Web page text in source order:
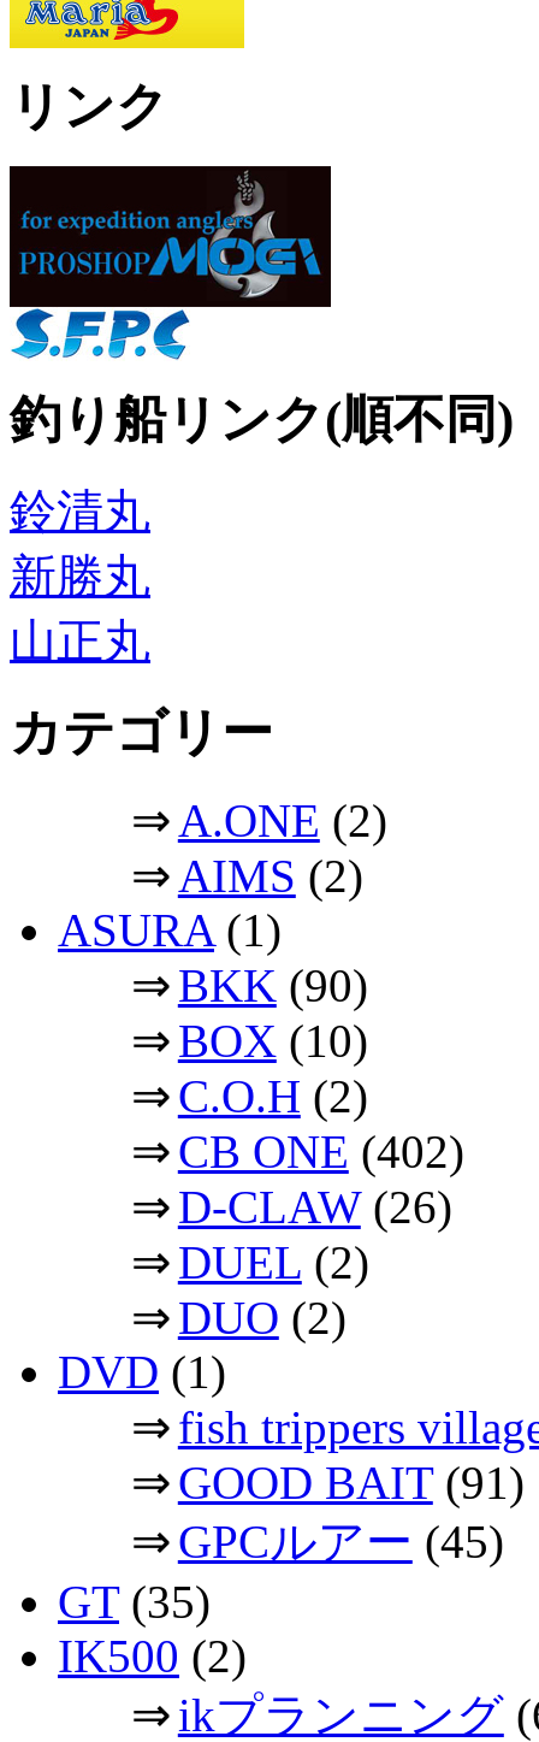
リンク
釣り船リンク(順不同)
鈴清丸
新勝丸
山正丸
カテゴリー
⇒A.ONE (2)
⇒AIMS (2)
ASURA(1)
⇒BKK (90)
⇒BOX (10)
⇒C.O.H (2)
⇒CB ONE (402)
⇒D-CLAW(26)
⇒DUEL (2)
⇒DUO (2)
DVD (1)
⇒fish trippers
⇒GOOD BAIT(91)
⇒GPCルアー (45)
GT(35)
IK500 (2)
⇒ikプランニング